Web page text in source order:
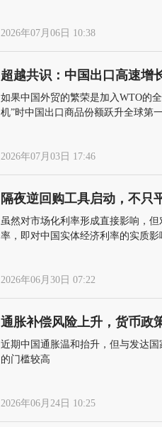
2026年07月06日 10:38
超越共识：中国出口高速增
如果中国外贸的繁荣是加入WTO的
机”时中国出口商品份额跃升全球第
2026年07月03日 17:46
隔夜逆回购工具启动，不只
虽然对市场化利率形成直接影响，
率，即对中国实体经济利率的实质影
2026年06月30日 07:22
通胀补偿风险上升，货币政
近期中国通胀温和抬升，但与发达
的门槛较高
2026年06月24日 10:25